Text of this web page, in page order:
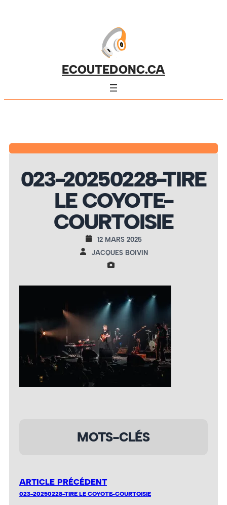
ECOUTEDONC.CA
023-20250228-TIRE
LE COYOTE-
COURTOISIE
12 MARS 2025
JACQUES BOIVIN
MOTS-CLÉS
ARTICLE PRÉCÉDENT
023-20250228-TIRE LE COYOTE-COURTOISIE